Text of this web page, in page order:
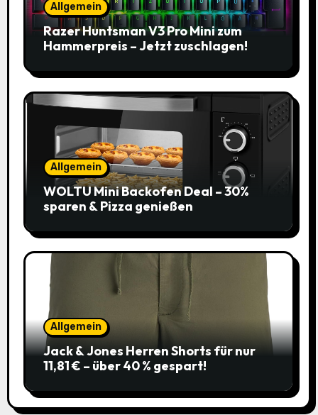
Allgemein
Razer Huntsman V3 Pro Mini zum
Hammerpreis – Jetzt zuschlagen!
Allgemein
WOLTU Mini Backofen Deal – 30%
sparen & Pizza genießen
Allgemein
Jack & Jones Herren Shorts für nur
11,81 € – über 40 % gespart!